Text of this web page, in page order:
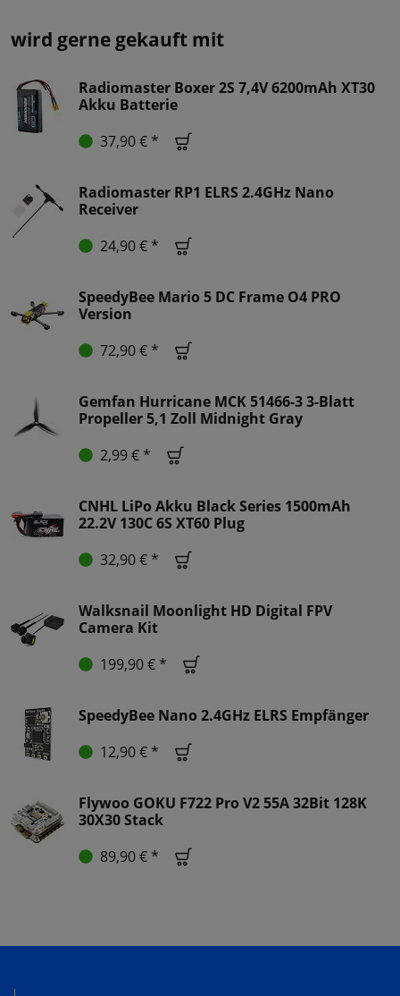
wird gerne gekauft mit
Radiomaster Boxer 2S 7,4V 6200mAh XT30
Akku Batterie
37,90 € *
Radiomaster RP1 ELRS 2.4GHz Nano
Receiver
24,90 € *
SpeedyBee Mario 5 DC Frame O4 PRO
Version
72,90 € *
Gemfan Hurricane MCK 51466-3 3-Blatt
Propeller 5,1 Zoll Midnight Gray
2,99 € *
CNHL LiPo Akku Black Series 1500mAh
22.2V 130C 6S XT60 Plug
32,90 € *
Walksnail Moonlight HD Digital FPV
Camera Kit
199,90 € *
SpeedyBee Nano 2.4GHz ELRS Empfänger
12,90 € *
Flywoo GOKU F722 Pro V2 55A 32Bit 128K
30X30 Stack
89,90 € *